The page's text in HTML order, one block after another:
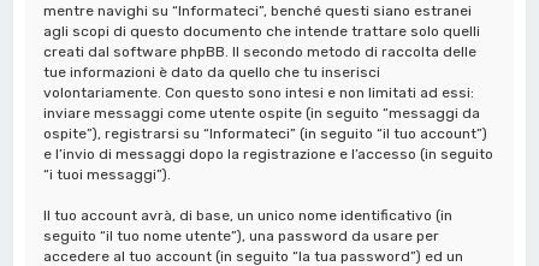
mentre navighi su “Informateci”, benché questi siano estranei
agli scopi di questo documento che intende trattare solo quelli
creati dal software phpBB. Il secondo metodo di raccolta delle
tue informazioni è dato da quello che tu inserisci
volontariamente. Con questo sono intesi e non limitati ad essi:
inviare messaggi come utente ospite (in seguito “messaggi da
ospite”), registrarsi su “Informateci” (in seguito “il tuo account”)
e l’invio di messaggi dopo la registrazione e l’accesso (in seguito
“i tuoi messaggi”).
Il tuo account avrà, di base, un unico nome identificativo (in
seguito “il tuo nome utente”), una password da usare per
accedere al tuo account (in seguito “la tua password”) ed un